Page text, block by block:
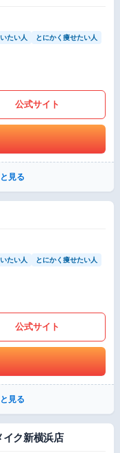
たい人 とにかく痩せたい人
公式サイト
見る
たい人 とにかく痩せたい人
公式サイト
見る
イク新横浜店